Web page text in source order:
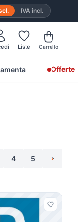
IVA incl.
Liste Carrello
Offerte
4 5 >